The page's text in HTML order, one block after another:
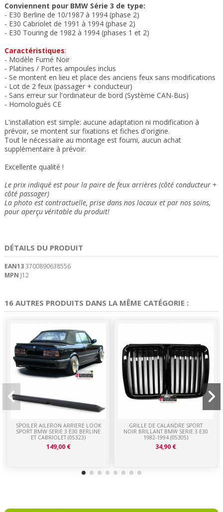
Conviennent pour BMW Série 3 de type:
- E30 Berline de 10/1987 à 1994 (phase 2)
- E30 Cabriolet de 1991 à 1994 (phase 2)
- E30 Touring de 1982 à 1994 (phases 1 et 2)
Caractéristiques:
- Modèle Fumé Noir
- Platines / Portes ampoules inclus
- Se montent en lieu et place des anciens feux sans modifications
- Lot de 2 feux (passager + conducteur)
- Sans erreur sur l'ordinateur de bord (Système CAN-Bus)
- Homologués CE
L'installation est simple: aucune adaptation ni modification à
prévoir, se montent sur fixations et fiches d'origine.
Tout le nécessaire au montage est fourni, aucun achat
supplémentaire à prévoir.
Excellente qualité !
Le prix indiqué est pour la paire de feux arrières (côté conducteur +
côté passager)
La photo est contractuelle, prise dans nos locaux et par nos soins,
pour aperçu véritable du produit!
DÉTAILS DU PRODUIT
EAN133700890638556
MPN J12
16 AUTRES PRODUITS DANS LA MÊME CATÉGORIE :
SPOILER AILERON ARRIERE LOOK
SPORT BMW SERIE 3 E30 BERLINE
ET CABRIOLET (05323)
149,00 €
GRILLE DE CALANDRE SPORT
NOIR BRILLANT BMW SERIE 3 E30
1982-1994 (05305)
34,90 €